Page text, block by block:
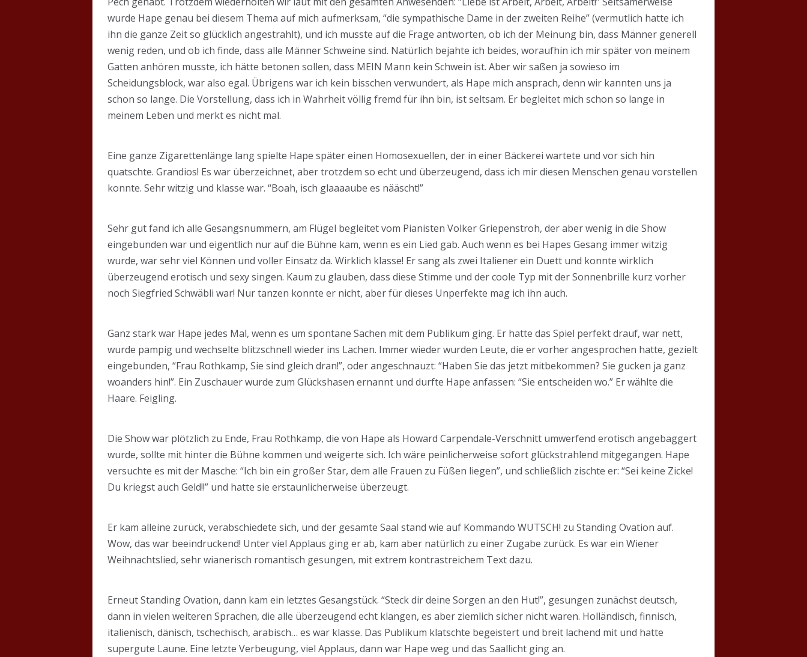
wurde Hape genau bei diesem Thema auf mich aufmerksam, “die sympathische Dame in der zweiten Reihe” (vermutlich hatte ich
ihn die ganze Zeit so glücklich angestrahlt), und ich musste auf die Frage antworten, ob ich der Meinung bin, dass Männer generell
wenig reden, und ob ich finde, dass alle Männer Schweine sind. Natürlich bejahte ich beides, woraufhin ich mir später von meinem
Gatten anhören musste, ich hätte betonen sollen, dass MEIN Mann kein Schwein ist. Aber wir saßen ja sowieso im
Scheidungsblock, war also egal. Übrigens war ich kein bisschen verwundert, als Hape mich ansprach, denn wir kannten uns ja
schon so lange. Die Vorstellung, dass ich in Wahrheit völlig fremd für ihn bin, ist seltsam. Er begleitet mich schon so lange in
meinem Leben und merkt es nicht mal.
Eine ganze Zigarettenlänge lang spielte Hape später einen Homosexuellen, der in einer Bäckerei wartete und vor sich hin
quatschte. Grandios! Es war überzeichnet, aber trotzdem so echt und überzeugend, dass ich mir diesen Menschen genau vorstellen
konnte. Sehr witzig und klasse war. “Boah, isch glaaaaube es nääscht!”
Sehr gut fand ich alle Gesangsnummern, am Flügel begleitet vom Pianisten Volker Griepenstroh, der aber wenig in die Show
eingebunden war und eigentlich nur auf die Bühne kam, wenn es ein Lied gab. Auch wenn es bei Hapes Gesang immer witzig
wurde, war sehr viel Können und voller Einsatz da. Wirklich klasse! Er sang als zwei Italiener ein Duett und konnte wirklich
überzeugend erotisch und sexy singen. Kaum zu glauben, dass diese Stimme und der coole Typ mit der Sonnenbrille kurz vorher
noch Siegfried Schwäbli war! Nur tanzen konnte er nicht, aber für dieses Unperfekte mag ich ihn auch.
Ganz stark war Hape jedes Mal, wenn es um spontane Sachen mit dem Publikum ging. Er hatte das Spiel perfekt drauf, war nett,
wurde pampig und wechselte blitzschnell wieder ins Lachen. Immer wieder wurden Leute, die er vorher angesprochen hatte, gezielt
eingebunden, “Frau Rothkamp, Sie sind gleich dran!”, oder angeschnauzt: “Haben Sie das jetzt mitbekommen? Sie gucken ja ganz
woanders hin!”. Ein Zuschauer wurde zum Glückshasen ernannt und durfte Hape anfassen: “Sie entscheiden wo.” Er wählte die
Haare. Feigling.
Die Show war plötzlich zu Ende, Frau Rothkamp, die von Hape als Howard Carpendale-Verschnitt umwerfend erotisch angebaggert
wurde, sollte mit hinter die Bühne kommen und weigerte sich. Ich wäre peinlicherweise sofort glückstrahlend mitgegangen. Hape
versuchte es mit der Masche: “Ich bin ein großer Star, dem alle Frauen zu Füßen liegen”, und schließlich zischte er: “Sei keine Zicke!
Du kriegst auch Geld!!” und hatte sie erstaunlicherweise überzeugt.
Er kam alleine zurück, verabschiedete sich, und der gesamte Saal stand wie auf Kommando WUTSCH! zu Standing Ovation auf.
Wow, das war beeindruckend! Unter viel Applaus ging er ab, kam aber natürlich zu einer Zugabe zurück. Es war ein Wiener
Weihnachtslied, sehr wianerisch romantisch gesungen, mit extrem kontrastreichem Text dazu.
Erneut Standing Ovation, dann kam ein letztes Gesangstück. “Steck dir deine Sorgen an den Hut!”, gesungen zunächst deutsch,
dann in vielen weiteren Sprachen, die alle überzeugend echt klangen, es aber ziemlich sicher nicht waren. Holländisch, finnisch,
italienisch, dänisch, tschechisch, arabisch… es war klasse. Das Publikum klatschte begeistert und breit lachend mit und hatte
supergute Laune. Eine letzte Verbeugung, viel Applaus, dann war Hape weg und das Saallicht ging an.